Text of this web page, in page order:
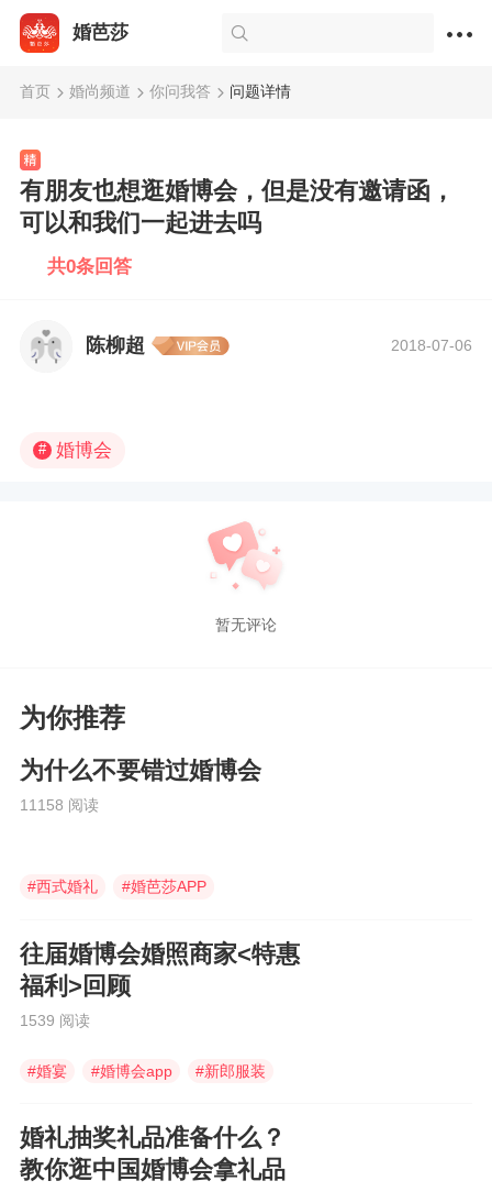
婚芭莎
首页 婚尚频道 你问我答 问题详情
有朋友也想逛婚博会，但是没有邀请函，
可以和我们一起进去吗
共0条回答
陈柳超 2018-07-06
# 婚博会
暂无评论
为你推荐
为什么不要错过婚博会
11158 阅读
#西式婚礼 #婚芭莎APP
往届婚博会婚照商家<特惠
福利>回顾
1539 阅读
#婚宴 #婚博会app #新郎服装
婚礼抽奖礼品准备什么？
教你逛中国婚博会拿礼品